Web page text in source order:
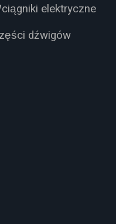
elektryczne
dźwigów